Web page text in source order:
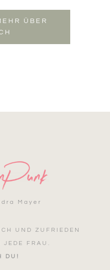
ÜBER
Mayer
UND ZUFRIEDEN
JEDE FRAU.
DU!